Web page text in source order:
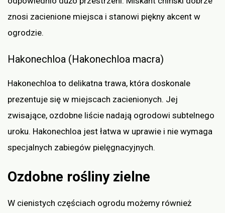
znosi zacienione miejsca i stanowi piękny akcent w
ogrodzie.
Hakonechloa (Hakonechloa macra)
Hakonechloa to delikatna trawa, która doskonale
prezentuje się w miejscach zacienionych. Jej
zwisające, ozdobne liście nadają ogrodowi subtelnego
uroku. Hakonechloa jest łatwa w uprawie i nie wymaga
specjalnych zabiegów pielęgnacyjnych.
Ozdobne rośliny zielne
W cienistych częściach ogrodu możemy również